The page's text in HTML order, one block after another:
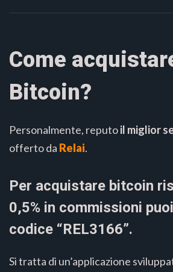
Come
Bitcoin?
Personalmente, reputoil miglior
offerto da Relai.
Per acquistare bitcoin
0,5% in commissioni
codice “REL3166”.
Si tratta di un’applicazione